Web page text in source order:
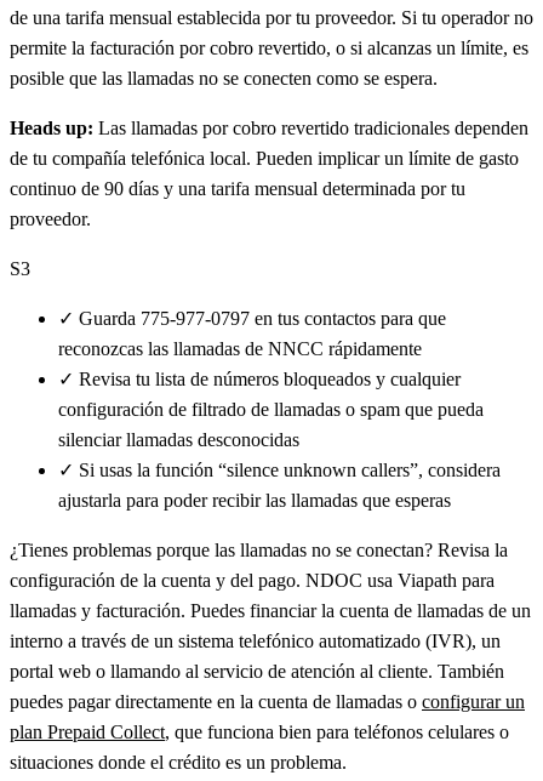
de una tarifa mensual establecida por tu proveedor. Si tu operador no
permite la facturación por cobro revertido, o si alcanzas un límite, es
posible que las llamadas no se conecten como se espera.
Heads up: Las llamadas por cobro revertido tradicionales dependen
de tu compañía telefónica local. Pueden implicar un límite de gasto
continuo de 90 días y una tarifa mensual determinada por tu
proveedor.
S3
✓ Guarda 775-977-0797 en tus contactos para que
reconozcas las llamadas de NNCC rápidamente
✓ Revisa tu lista de números bloqueados y cualquier
configuración de filtrado de llamadas o spam que pueda
silenciar llamadas desconocidas
✓ Si usas la función “silence unknown callers”, considera
ajustarla para poder recibir las llamadas que esperas
¿Tienes problemas porque las llamadas no se conectan? Revisa la
configuración de la cuenta y del pago. NDOC usa Viapath para
llamadas y facturación. Puedes financiar la cuenta de llamadas de un
interno a través de un sistema telefónico automatizado (IVR), un
portal web o llamando al servicio de atención al cliente. También
puedes pagar directamente en la cuenta de llamadas o configurar un
plan Prepaid Collect, que funciona bien para teléfonos celulares o
situaciones donde el crédito es un problema.